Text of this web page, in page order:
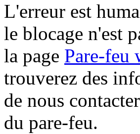
L'erreur est
le blocage n'est
la page Pare-feu
trouverez des
de nous
du pare-feu.